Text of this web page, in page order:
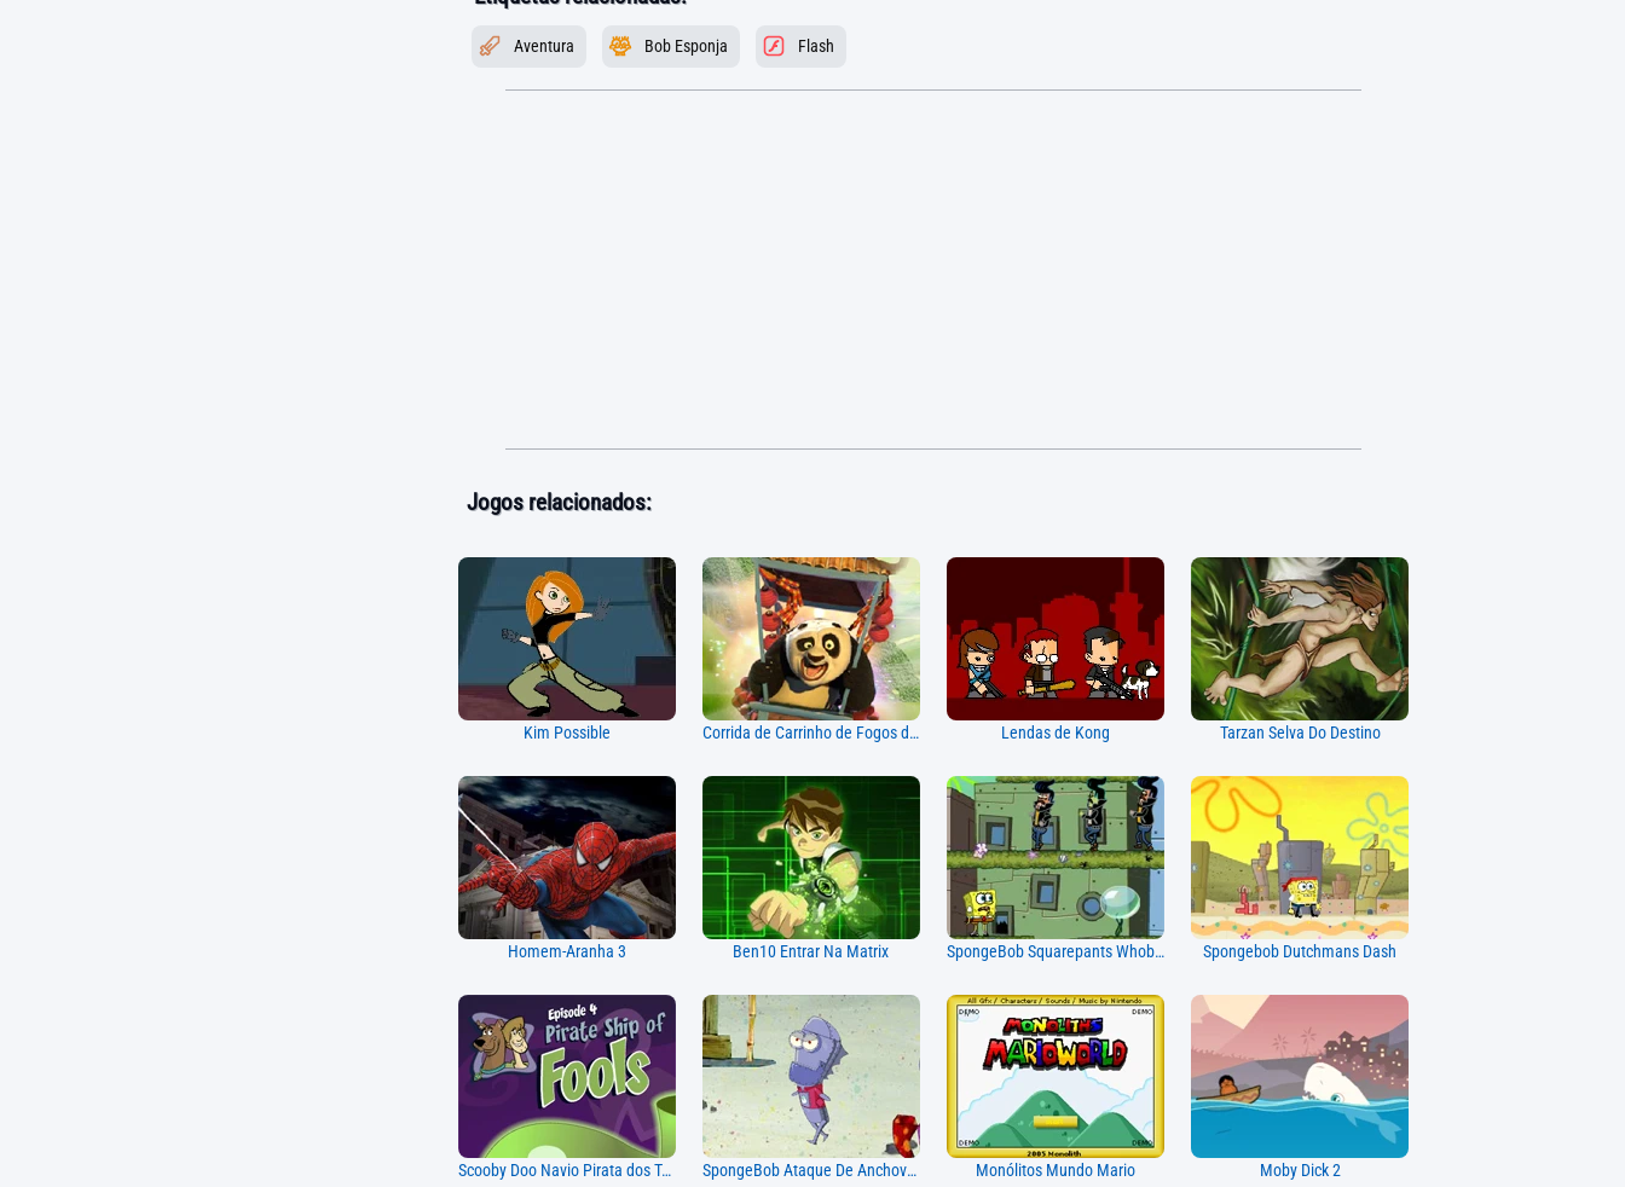
Aventura Bob Esponja Flash
Jogos relacionados:
Kim Possible Corrida de Carrinho de Fogos de Artifício do Panda Lendas de Kong Tarzan Selva Do Destino
Homem-Aranha 3 Ben10 Entrar Na Matrix SpongeBob Squarepants Whobob Whatpants Spongebob Dutchmans Dash
Scooby Doo Navio Pirata dos Tolos SpongeBob Ataque De Anchovas Monólitos Mundo Mario Moby Dick 2